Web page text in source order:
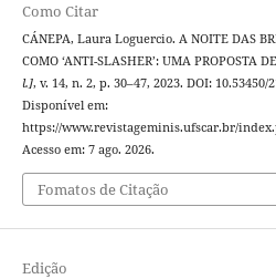
Como Citar
CÁNEPA, Laura Loguercio. A NOITE DAS
COMO ‘ANTI-SLASHER’: UMA PROPOSTA
l.], v. 14, n. 2, p. 30–47, 2023. DOI: 10.53450/
Disponível em:
https://www.revistageminis.ufscar.br/
Acesso em: 7 ago. 2026.
Fomatos de Citação
Edição